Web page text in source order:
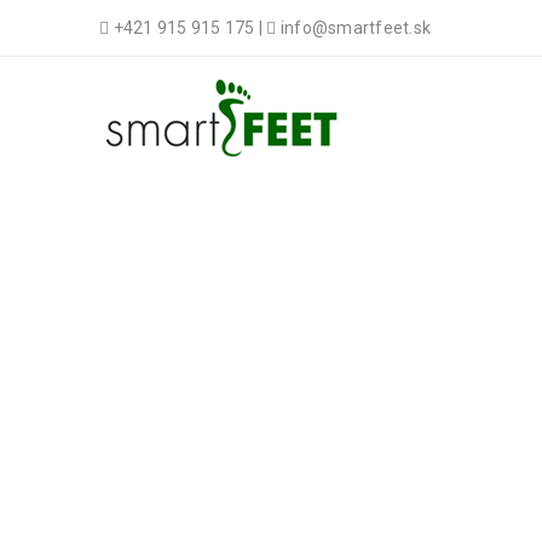
+421 915 915 175 | info@smartfeet.sk